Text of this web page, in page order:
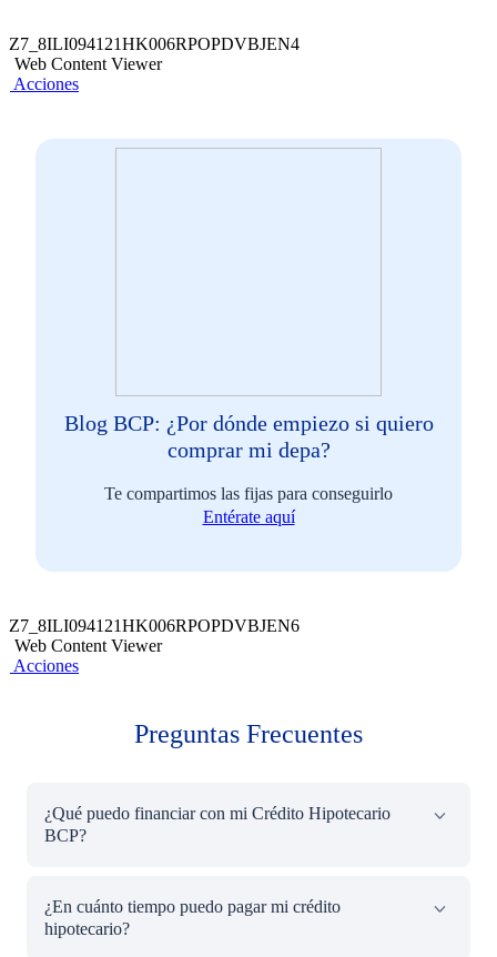
Z7_8ILI094121HK006RPOPDVBJEN4
Web Content Viewer
Acciones
Blog BCP: ¿Por dónde empiezo si quiero
comprar mi depa?
Te compartimos las fijas para conseguirlo
Entérate aquí
Z7_8ILI094121HK006RPOPDVBJEN6
Web Content Viewer
Acciones
Preguntas Frecuentes
¿Qué puedo financiar con mi Crédito Hipotecario
BCP?
compra de una vivienda construida, vivienda en proyecto,
casa de campo, casa de playa o un terreno. También
¿En cuánto tiempo puedo pagar mi crédito
hipotecario?